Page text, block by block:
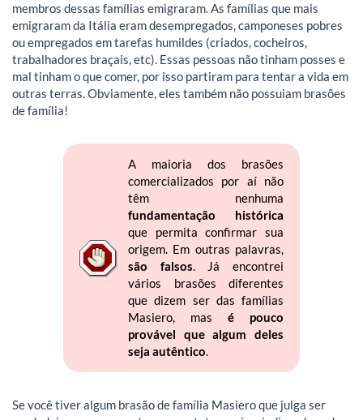
membros dessas famílias emigraram. As famílias que mais
emigraram da Itália eram desempregados, camponeses pobres
ou empregados em tarefas humildes (criados, cocheiros,
trabalhadores braçais, etc). Essas pessoas não tinham posses e
mal tinham o que comer, por isso partiram para tentar a vida em
outras terras. Obviamente, eles também não possuiam brasões
de família!
A maioria dos brasões
comercializados por aí não
têm nenhuma
fundamentação histórica
que permita confirmar sua
origem. Em outras palavras,
são falsos. Já encontrei
vários brasões diferentes
que dizem ser das famílias
Masiero, masé pouco
provável que algum deles
seja autêntico.
Se você tiver algum brasão de família Masiero que julga ser